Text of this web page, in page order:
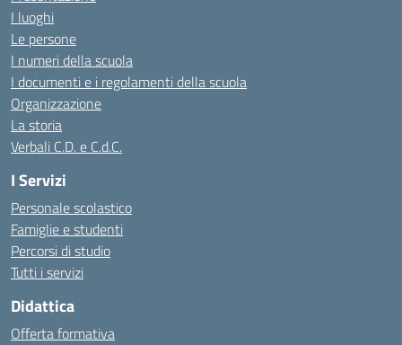
I luoghi
Le persone
I numeri della scuola
I documenti e i regolamenti della scuola
Organizzazione
La storia
Verbali C.D. e C.d.C.
I Servizi
Personale scolastico
Famiglie e studenti
Percorsi di studio
Tutti i servizi
Didattica
Offerta formativa